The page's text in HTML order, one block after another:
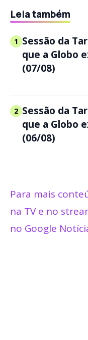
Leia também
1 Sessão da
que a Globo
(07/08)
2 Sessão da
que a Globo
(06/08)
Para mais
na TV e no
no Google